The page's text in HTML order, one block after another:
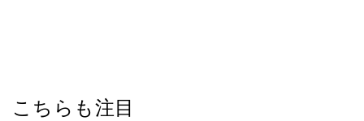
こちらも注目